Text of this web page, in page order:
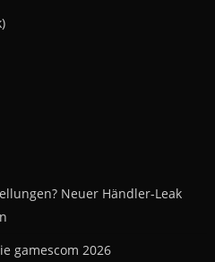
Neuer Händler-Leak
gamescom 2026